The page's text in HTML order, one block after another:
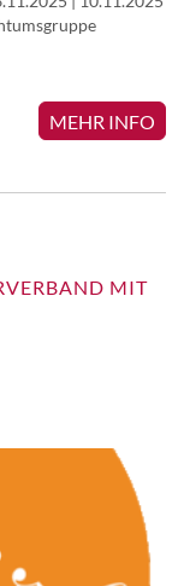
MEHR INFO
MIT